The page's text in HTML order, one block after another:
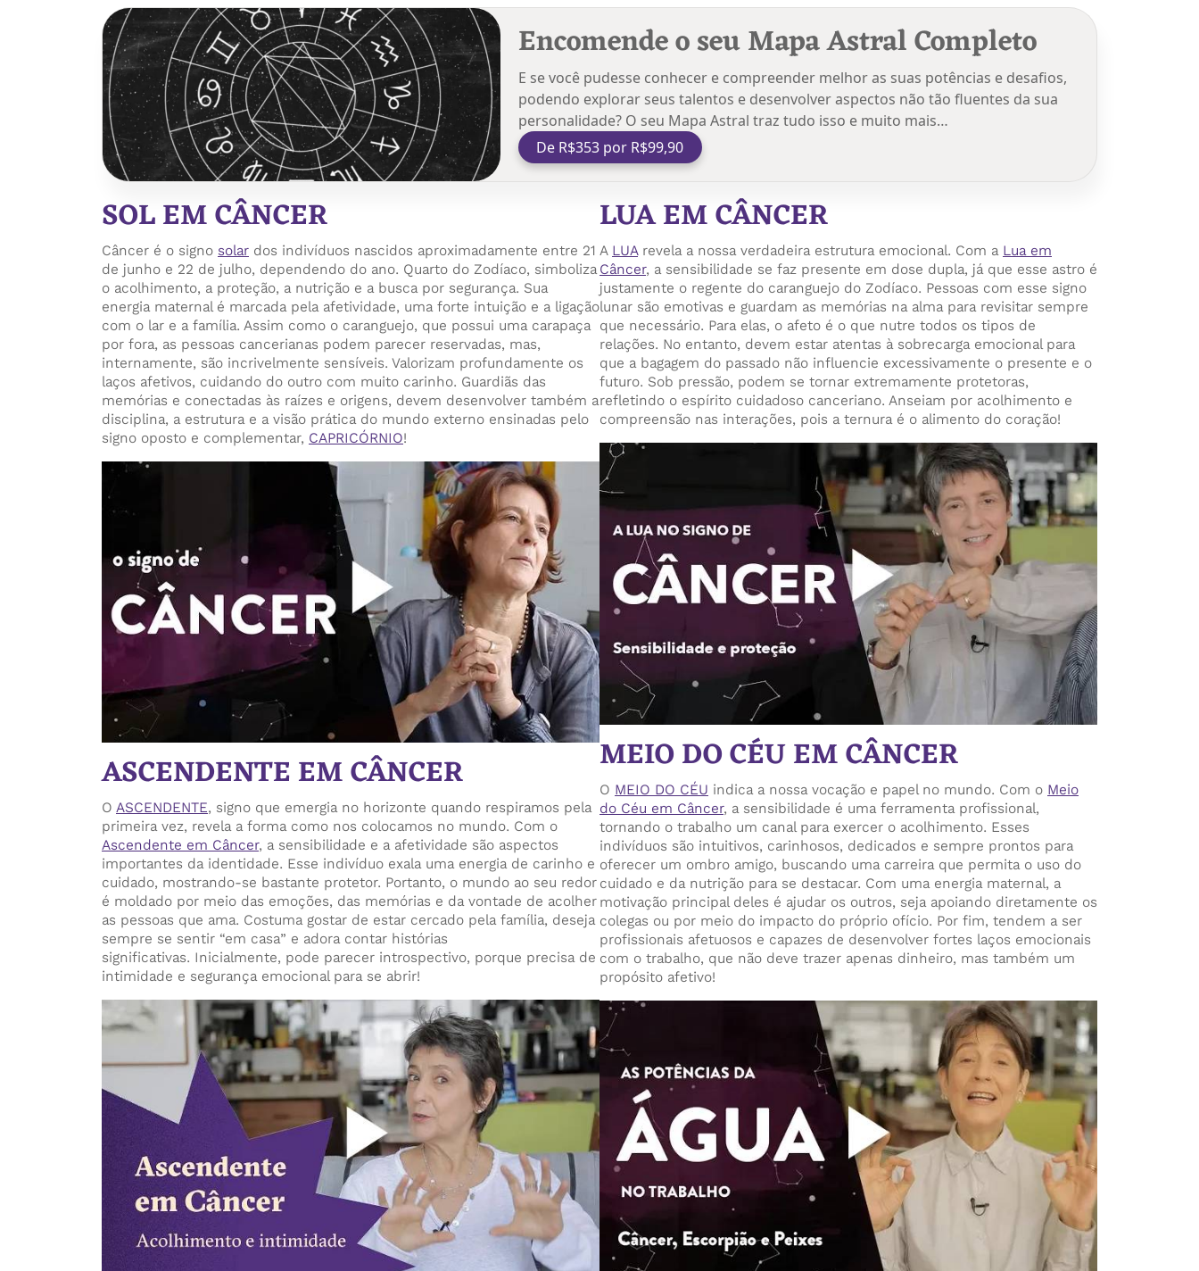
Encomende o seu Mapa Astral Completo
E se você pudesse conhecer e compreender melhor as suas potências e desafios,
podendo explorar seus talentos e desenvolver aspectos não tão fluentes da sua
personalidade? O seu Mapa Astral traz tudo isso e muito mais…
De R$353 por R$99,90
SOL EM CÂNCER
Câncer é o signo solar dos indivíduos nascidos aproximadamente entre 21
de junho e 22 de julho, dependendo do ano. Quarto do Zodíaco, simboliza
o acolhimento, a proteção, a nutrição e a busca por segurança. Sua
energia maternal é marcada pela afetividade, uma forte intuição e a ligação
com o lar e a família. Assim como o caranguejo, que possui uma carapaça
por fora, as pessoas cancerianas podem parecer reservadas, mas,
internamente, são incrivelmente sensíveis. Valorizam profundamente os
laços afetivos, cuidando do outro com muito carinho. Guardiãs das
memórias e conectadas às raízes e origens, devem desenvolver também a
disciplina, a estrutura e a visão prática do mundo externo ensinadas pelo
signo oposto e complementar, CAPRICÓRNIO!
ASCENDENTE EM CÂNCER
O ASCENDENTE, signo que emergia no horizonte quando respiramos pela
primeira vez, revela a forma como nos colocamos no mundo. Com o
Ascendente em Câncer, a sensibilidade e a afetividade são aspectos
importantes da identidade. Esse indivíduo exala uma energia de carinho e
cuidado, mostrando-se bastante protetor. Portanto, o mundo ao seu redor
é moldado por meio das emoções, das memórias e da vontade de acolher
as pessoas que ama. Costuma gostar de estar cercado pela família, deseja
sempre se sentir “em casa” e adora contar histórias
significativas. Inicialmente, pode parecer introspectivo, porque precisa de
intimidade e segurança emocional para se abrir!
LUA EM CÂNCER
A LUArevela a nossa verdadeira estrutura emocional. Com a Lua em
Câncer, a sensibilidade se faz presente em dose dupla, já que esse astro é
justamente o regente do caranguejo do Zodíaco. Pessoas com esse signo
lunar são emotivas e guardam as memórias na alma para revisitar sempre
que necessário. Para elas, o afeto é o que nutre todos os tipos de
relações. No entanto, devem estar atentas à sobrecarga emocional para
que a bagagem do passado não influencie excessivamente o presente e o
futuro. Sob pressão, podem se tornar extremamente protetoras,
refletindo o espírito cuidadoso canceriano. Anseiam por acolhimento e
compreensão nas interações, pois a ternura é o alimento do coração!
MEIO DO CÉU EM CÂNCER
O MEIO DO CÉU indica a nossa vocação e papel no mundo. Com o Meio
do Céu em Câncer, a sensibilidade é uma ferramenta profissional,
tornando o trabalho um canal para exercer o acolhimento. Esses
indivíduos são intuitivos, carinhosos, dedicados e sempre prontos para
oferecer um ombro amigo, buscando uma carreira que permita o uso do
cuidado e da nutrição para se destacar. Com uma energia maternal, a
motivação principal deles é ajudar os outros, seja apoiando diretamente os
colegas ou por meio do impacto do próprio ofício. Por fim, tendem a ser
profissionais afetuosos e capazes de desenvolver fortes laços emocionais
com o trabalho, que não deve trazer apenas dinheiro, mas também um
propósito afetivo!